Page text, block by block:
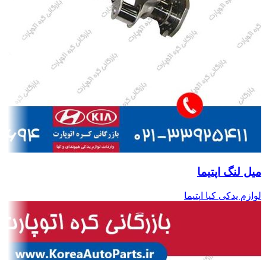
میل لنگ اپتیما
لوازم یدکی کیا اپتیما